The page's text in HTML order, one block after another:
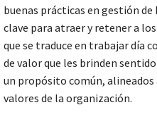
buenas prácticas en gestión de
clave para atraer y retener a
que se traduce en trabajar día
de valor que les brinden
un propósito común,
valores de la organización.